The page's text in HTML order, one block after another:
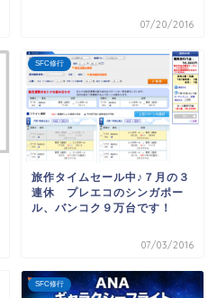
07/20/2016
SFC修行
旅作タイムセール中♪７月の３
連休 プレエコのシンガポー
ル、バンコク９万台です！
07/03/2016
SFC修行